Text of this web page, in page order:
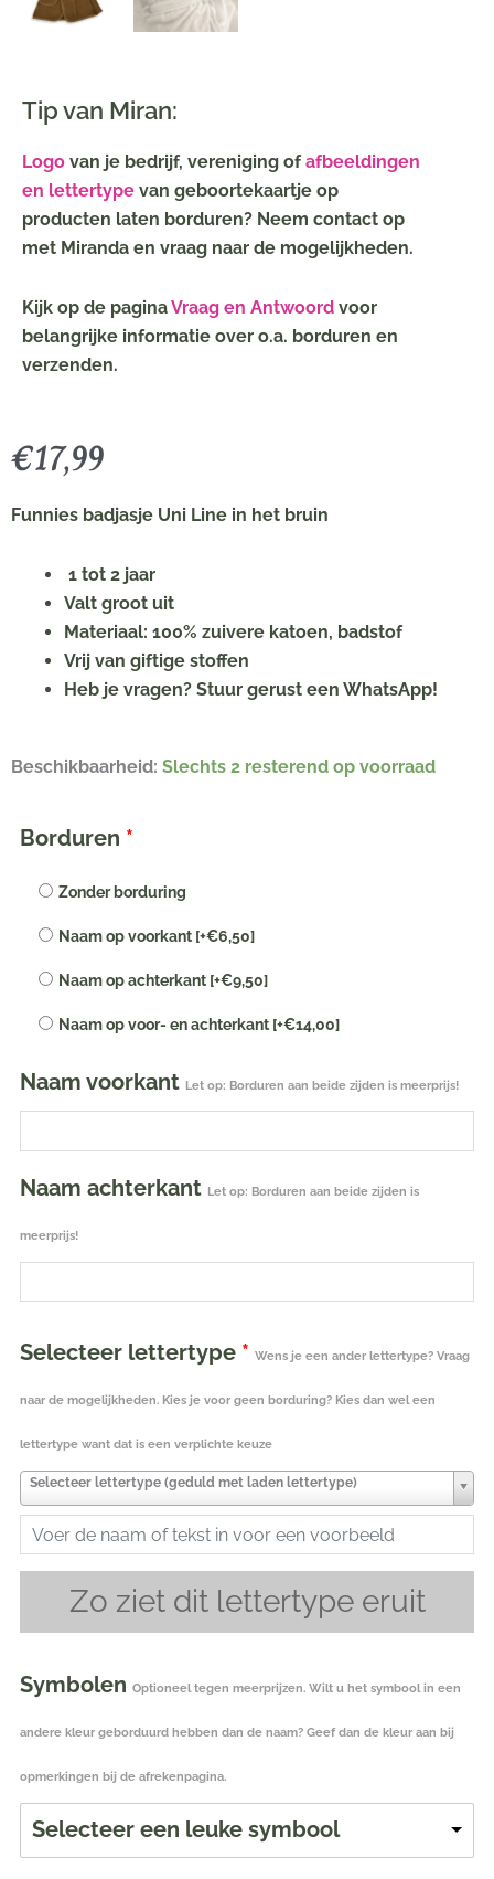
Tip van Miran:
Logo van je bedrijf, vereniging ofafbeeldingen
en lettertype van geboortekaartje op
producten laten borduren? Neem contact op
met Miranda en vraag naar de mogelijkheden.
Kijk op de paginaVraag en Antwoord voor
belangrijke informatie over o.a. borduren en
verzenden.
€17,99
Funnies badjasje Uni Line in het bruin
1 tot 2 jaar
Valt groot uit
Materiaal: 100% zuivere katoen, badstof
Vrij van giftige stoffen
Heb je vragen? Stuur gerust een WhatsApp!
Beschikbaarheid: Slechts 2 resterend op voorraad
Borduren *
Zonder borduring
Naam op voorkant [+€6,50]
Naam op achterkant [+€9,50]
Naam op voor- en achterkant [+€14,00]
Naam voorkant Let op: Borduren aan beide zijden is meerprijs!
Naam achterkant Let op: Borduren aan beide zijden is
meerprijs!
Selecteer lettertype * Wens je een ander lettertype? Vraag
naar de mogelijkheden. Kies je voor geen borduring? Kies dan wel een
lettertype want dat is een verplichte keuze
Selecteer lettertype (geduld met laden lettertype)
Zo ziet dit lettertype eruit
Symbolen Optioneel tegen meerprijzen. Wilt u het symbool in een
andere kleur geborduurd hebben dan de naam? Geef dan de kleur aan bij
opmerkingen bij de afrekenpagina.
Selecteer een leuke symbool
Bruin
naam
geborduurd
maat
86/92